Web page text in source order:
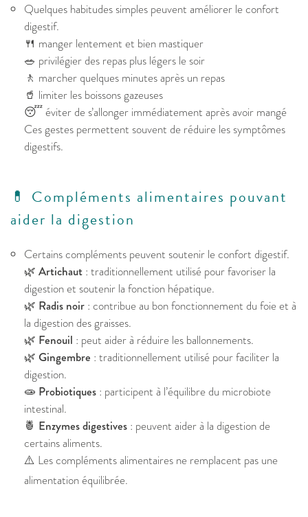
Quelques habitudes simples peuvent améliorer le confort
digestif.
🍴 manger lentement et bien mastiquer
🥗 privilégier des repas plus légers le soir
🚶 marcher quelques minutes après un repas
🥤 limiter les boissons gazeuses
😴 éviter de s’allonger immédiatement après avoir mangé
Ces gestes permettent souvent de réduire les symptômes
digestifs.
💊 Compléments alimentaires pouvant
aider la digestion
Certains compléments peuvent soutenir le confort digestif.
🌿 Artichaut : traditionnellement utilisé pour favoriser la
digestion et soutenir la fonction hépatique.
🌿 Radis noir : contribue au bon fonctionnement du foie et à
la digestion des graisses.
🌿 Fenouil : peut aider à réduire les ballonnements.
🌿 Gingembre : traditionnellement utilisé pour faciliter la
digestion.
🧫 Probiotiques : participent à l’équilibre du microbiote
intestinal.
🍍 Enzymes digestives : peuvent aider à la digestion de
certains aliments.
⚠️ Les compléments alimentaires ne remplacent pas une
alimentation équilibrée.